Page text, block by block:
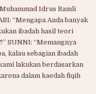
Idrus Ramli
“Mengapa Anda banyak
ibadah hasil teori
SUNNI: “Memangnya
kalau sebagian ibadah
lakukan berdasarkan
dalam kaedah fiqih